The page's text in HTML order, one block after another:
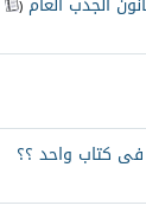
(
كتاب واحد ؟؟